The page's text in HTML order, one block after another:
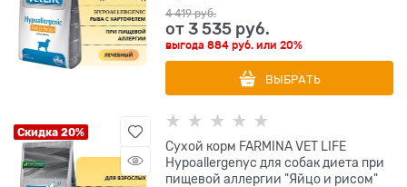
4 419 руб.
от3 535 руб.
выгода884 руб. или20%
ВЫБРАТЬ
Скидка 20%
Сухой корм FARMINA VET LIFE
Hypoallergenyc для собак диета при
пищевой аллергии "Яйцо и рисом"